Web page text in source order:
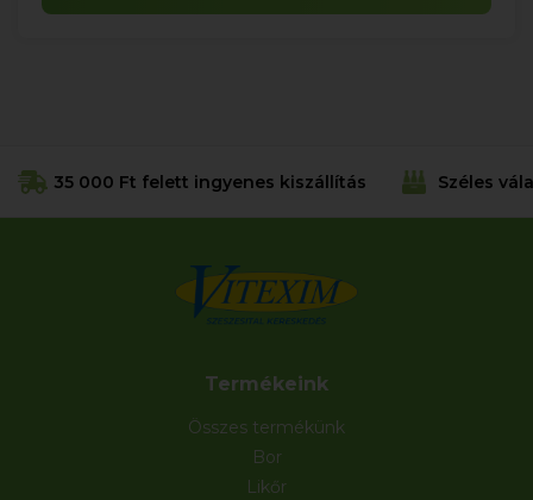
35 000 Ft felett ingyenes kiszállítás Széles
Termékeink
Összes termékünk
Bor
Likőr